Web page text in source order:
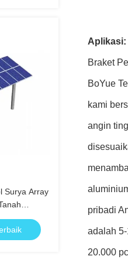
Surya Array
Aplikasi:
Braket
BoYue
kami
angin
pribadi
adalah
20.000